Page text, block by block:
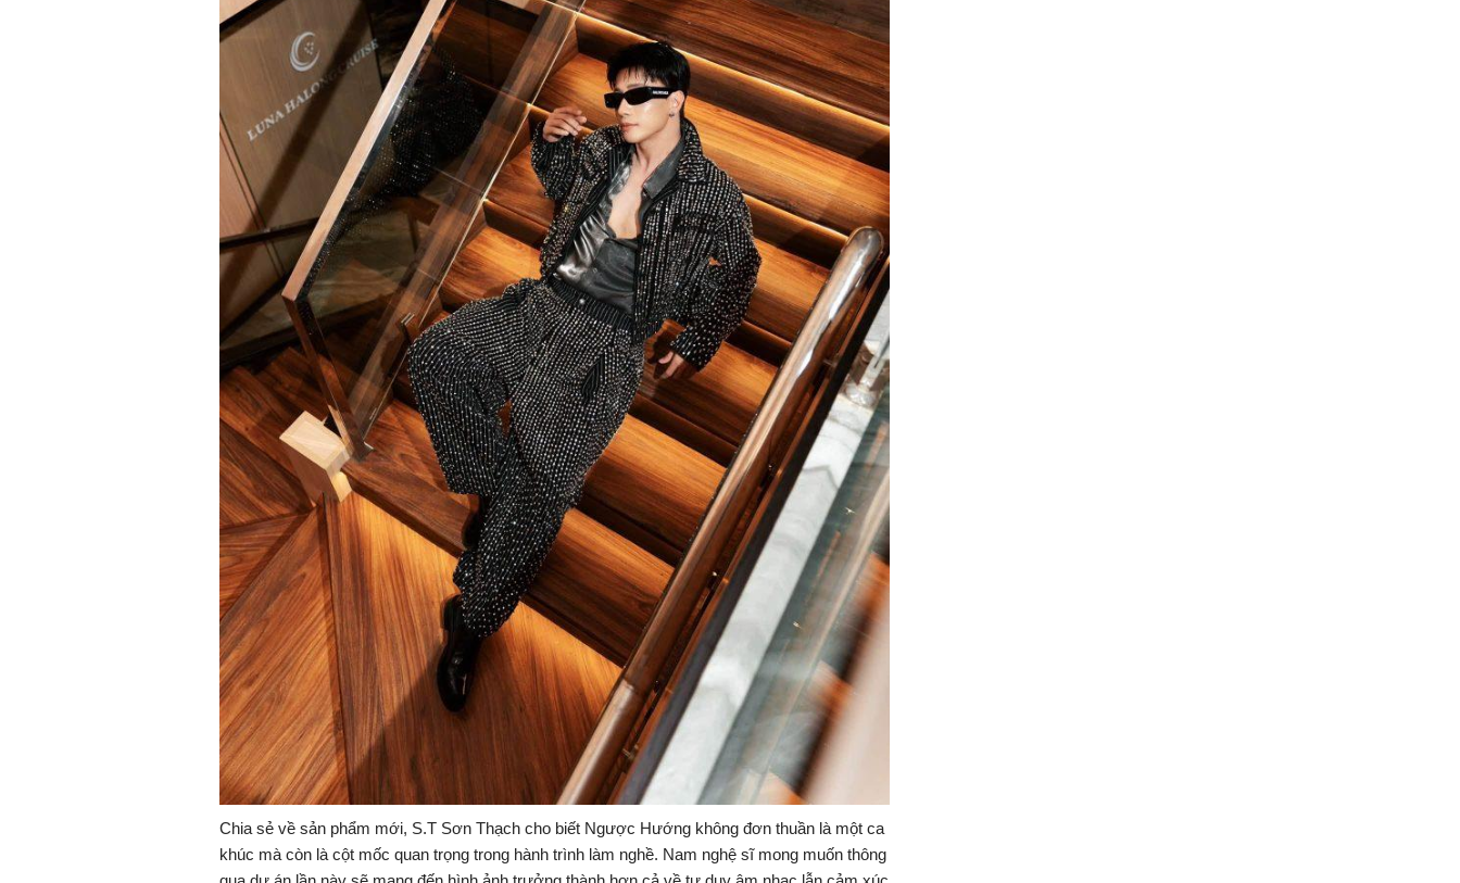
Chia sẻ về sản phẩm mới, S.T Sơn Thạch cho biết Ngược Hướng không đơn thuần là một ca
khúc mà còn là cột mốc quan trọng trong hành trình làm nghề. Nam nghệ sĩ mong muốn thông